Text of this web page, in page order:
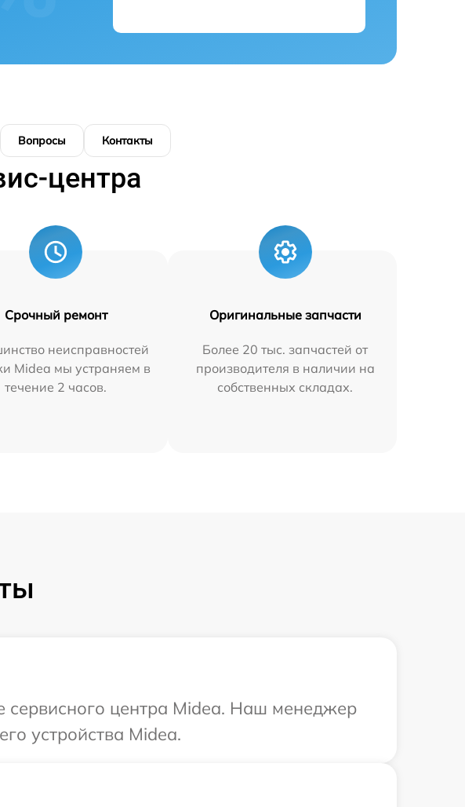
Вопросы Контакты
центра
Срочный ремонт
неисправностей
Midea мы устраняем в
течение 2 часов.
Оригинальные запчасти
Более 20 тыс. запчастей от
производителя в наличии на
собственных складах.
сервисного центра Midea. Наш менеджер
устройства Midea.